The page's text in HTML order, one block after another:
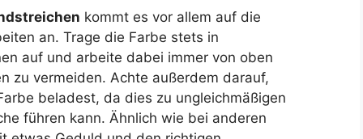
kommt es vor allem auf die
an. Trage die Farbe stets in
auf und arbeite dabei immer von oben
zu vermeiden. Achte außerdem darauf,
beladest, da dies zu ungleichmäßigen
führen kann. Ähnlich wie bei anderen